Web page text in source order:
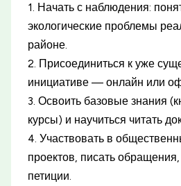
1. Начать с наблюдения:
экологические проблемы
районе.
2. Присоединиться к уже
инициативе — онлайн или
3. Освоить базовые знания
курсы) и научиться читать
4. Участвовать в
проектов, писать
петиции.